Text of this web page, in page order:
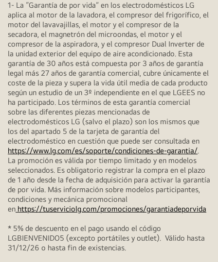
1- La “Garantía de por vida” en los electrodomésticos LG
aplica al motor de la lavadora, el compresor del frigorífico, el
motor del lavavajillas, el motor y el compresor de la
secadora, el magnetrón del microondas, el motor y el
compresor de la aspiradora, y el compresor Dual Inverter de
la unidad exterior del equipo de aire acondicionado. Esta
garantía de 30 años está compuesta por 3 años de garantía
legal más 27 años de garantía comercial, cubre únicamente el
coste de la pieza y supera la vida útil media de cada producto
según un estudio de un 3º independiente en el que LGEES no
ha participado. Los términos de esta garantía comercial
sobre las diferentes piezas mencionadas de
electrodomésticos LG (salvo el plazo) son los mismos que
los del apartado 5 de la tarjeta de garantía del
electrodoméstico en cuestión que puede ser consultada en
https://www.lg.com/es/soporte/condiciones-de-garantia/.
La promoción es válida por tiempo limitado y en modelos
seleccionados. Es obligatorio registrar la compra en el plazo
de 1 año desde la fecha de adquisición para activar la garantía
de por vida. Más información sobre modelos participantes,
condiciones y mecánica promocional
en https://tuserviciolg.com/promociones/garantiadeporvida
* 5% de descuento en el pago usando el código
LGBIENVENIDO5 (excepto portátiles y outlet). Válido hasta
31/12/26 o hasta fin de existencias.